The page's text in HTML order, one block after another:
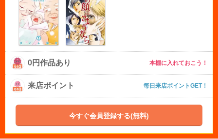
0円作品あり 本棚に入れておこう！
来店ポイント 毎日来店ポイントGET！
今すぐ会員登録する(無料)